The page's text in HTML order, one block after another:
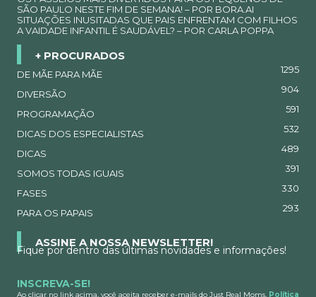
SÃO PAULO NESTE FIM DE SEMANA! – POR BORA.AI
SITUAÇÕES INUSITADAS QUE PAIS ENFRENTAM COM FILHOS
A VAIDADE INFANTIL É SAUDÁVEL? – POR CARLA POPPA
+ PROCURADOS
DE MÃE PARA MÃE 1295
DIVERSÃO 904
PROGRAMAÇÃO 591
DICAS DOS ESPECIALISTAS 532
DICAS 489
SOMOS TODAS IGUAIS 391
FASES 330
PARA OS PAPAIS 293
ASSINE A NOSSA NEWSLETTER!
Fique por dentro das últimas novidades e informações!
INSCREVA-SE!
Ao clicar no link acima, você aceita receber e-mails do Just Real Moms. Política